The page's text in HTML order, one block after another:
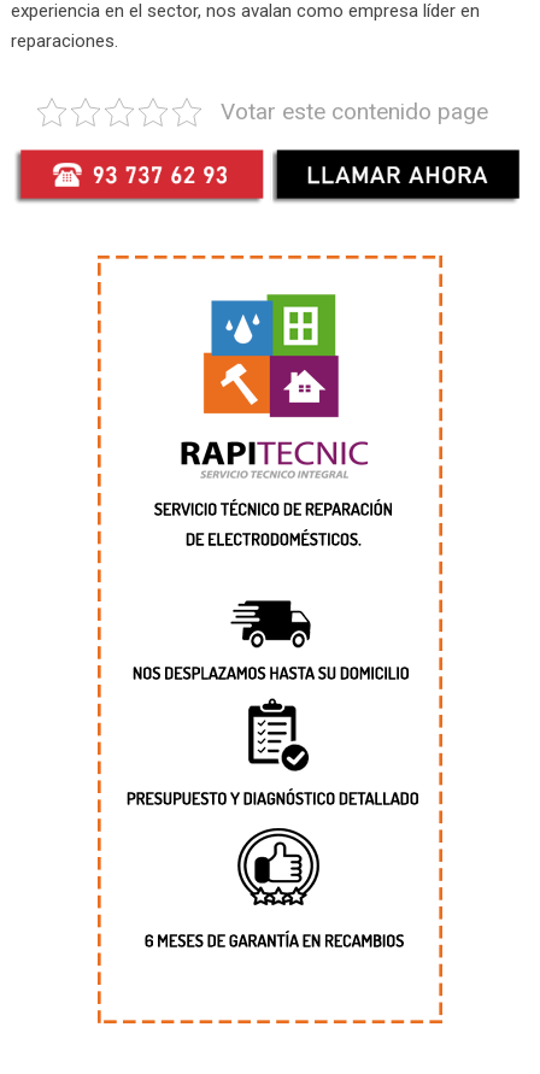
experiencia en el sector, nos avalan como empresa líder en
reparaciones.
Votar este contenido page